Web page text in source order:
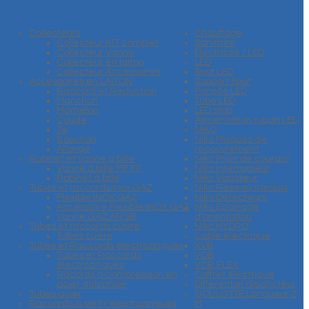
Collecteurs
Collecteur KIT complet
Collecteur Vanne
Collecteur en laiton
Collecteur Accessoires
Accessoires en LAITON
Raccord et Reduction
Manchon
Mamelon
Coude
Te
Bouchon
Allonge
Robinet et vanne à bille
Vanne à bille MF FF
Robinet à bille
Tubes et raccords inox GAZ
Flexible INOX GAZ
Accessoire Flexible INOX GAZ
Vanne GAZ ARGB
Tubes et raccords cuivre
Tubes cuivre
Tubes et Raccords électrozingués
Tubes et Raccords
électrozingués
Racords à compression en
acier galvanisé
Tubes acier
Raccords à sertir électrozingués
Chauffage
Sanitaire
Electricité / LED
LED
Spot LED
Support Spot
Panelle LED
Tube LED
LED strip
Alimentation ruban LED
NIKO
Niko Plaques de
recouvrement
Niko Prise de courant
Niko Interrupteur
Niko Variateur
Niko Réseau médias
Niko Détecteurs
Niko Eclairage
d'orientation
Niko HYDRO
Cable éléctrique
XVB
VOB
VOB FLEX
Coffret éléctrique
Différentiel disjoncteur
GOULOTTE Longueur 2
M